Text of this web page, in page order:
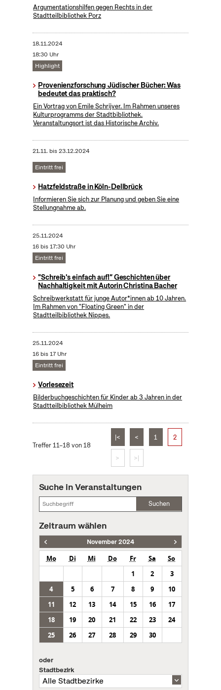
Argumentationshilfen gegen Rechts in der
Stadtteilbibliothek Porz
18.11.2024
18:30 Uhr
Highlight
Provenienzforschung Jüdischer Bücher: Was
bedeutet das praktisch?
Ein Vortrag von Emile Schrijver. Im Rahmen unseres
Kulturprogramms der Stadtbibliothek.
Veranstaltungsort ist das Historische Archiv.
21.11. bis23.12.2024
Eintritt frei
Hatzfeldstraße in Köln-Dellbrück
Informieren Sie sich zur Planung und geben Sie eine
Stellungnahme ab.
25.11.2024
16 bis 17:30 Uhr
Eintritt frei
"Schreib's einfach auf!“ Geschichten über
Nachhaltigkeit mit Autorin Christina Bacher
Schreibwerkstatt für junge Autor*innen ab 10 Jahren.
Im Rahmen von "Floating Green" in der
Stadtteilbibliothek Nippes.
25.11.2024
16 bis 17 Uhr
Eintritt frei
Vorlesezeit
Bilderbuchgeschichten für Kinder ab 3 Jahren in der
Stadtteilbibliothek Mülheim
Treffer 11–18 von 18
|< < 1 2
> >|
Suche in Veranstaltungen
Suchen
Zeitraum wählen
November 2024
Mo Di Mi Do Fr Sa
So
1
2
3
4
5 6 7 8 9
10
11
12 13 14 15 16
17
18
19 20 21 22 23
24
25
26 27 28 29 30
oder
Stadtbezirk